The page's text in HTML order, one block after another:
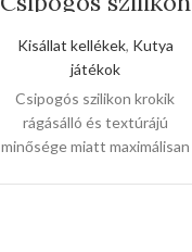
krokik
Kisállat kellékek, Kutya
játékok
Csipogós szilikon krokik
rágásálló és textúrájú
minősége miatt maximálisan